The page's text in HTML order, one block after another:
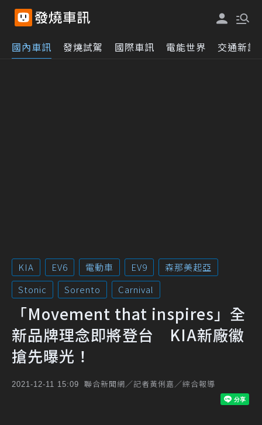
國內車訊 發燒試駕 國際車訊 電能世界 交通新訊
KIA EV6 電動車 EV9
森那美起亞
Stonic
Sorento Carnival
「Movement that inspires」全
新品牌理念即將登台 KIA新廠徽
搶先曝光！
2021-12-11 15:09 聯合新聞網／記者黃俐嘉／綜合報導